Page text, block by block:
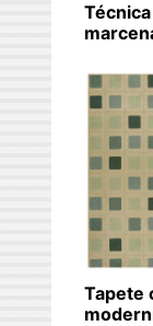
Tapete